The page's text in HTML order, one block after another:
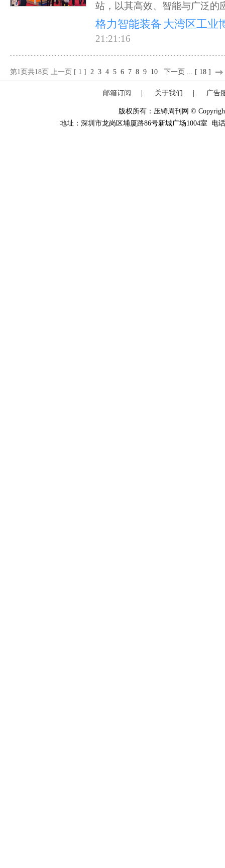
站，以其高效、智能与广泛的
格力智能装备 大湾区工业
21:21:16
第1页共18页 上一页 [ 1 ] 2 3 4 5 6 7 8 9 10 下一页 ... [ 18 ]
邮箱订阅 关于我们 广告
版权所有：压铸周刊网 ©
地址：深圳市龙岗区埔厦路86号新城广场1004室 电